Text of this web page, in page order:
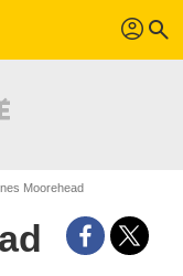
profil search
Moorehead